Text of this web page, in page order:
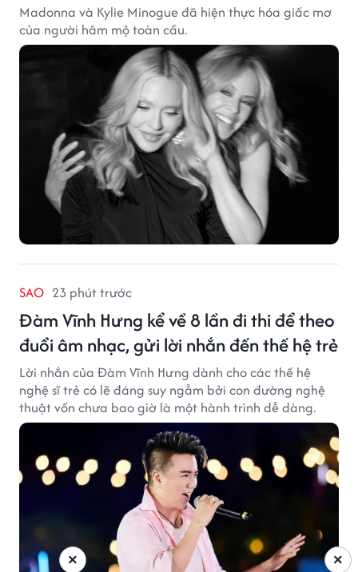
Madonna và Kylie Minogue đã hiện thực hóa giấc mơ
của người hâm mộ toàn cầu.
SAO 23 phút trước
Đàm Vĩnh Hưng kể về 8 lần đi thi để theo
đuổi âm nhạc, gửi lời nhắn đến thế hệ trẻ
Lời nhắn của Đàm Vĩnh Hưng dành cho các thế hệ
nghệ sĩ trẻ có lẽ đáng suy ngẫm bởi con đường nghệ
thuật vốn chưa bao giờ là một hành trình dễ dàng.
×
×